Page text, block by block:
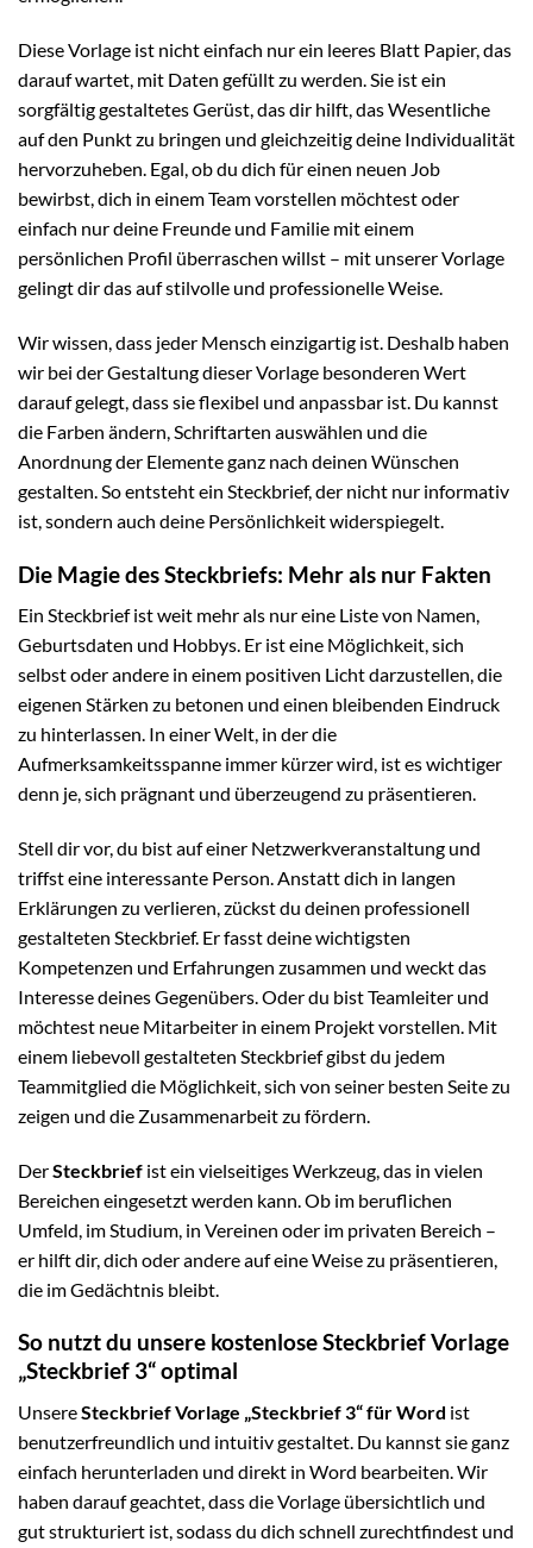
Diese Vorlage ist nicht einfach nur ein leeres Blatt Papier, das
darauf wartet, mit Daten gefüllt zu werden. Sie ist ein
sorgfältig gestaltetes Gerüst, das dir hilft, das Wesentliche
auf den Punkt zu bringen und gleichzeitig deine Individualität
hervorzuheben. Egal, ob du dich für einen neuen Job
bewirbst, dich in einem Team vorstellen möchtest oder
einfach nur deine Freunde und Familie mit einem
persönlichen Profil überraschen willst – mit unserer Vorlage
gelingt dir das auf stilvolle und professionelle Weise.
Wir wissen, dass jeder Mensch einzigartig ist. Deshalb haben
wir bei der Gestaltung dieser Vorlage besonderen Wert
darauf gelegt, dass sie flexibel und anpassbar ist. Du kannst
die Farben ändern, Schriftarten auswählen und die
Anordnung der Elemente ganz nach deinen Wünschen
gestalten. So entsteht ein Steckbrief, der nicht nur informativ
ist, sondern auch deine Persönlichkeit widerspiegelt.
Die Magie des Steckbriefs: Mehr als nur Fakten
Ein Steckbrief ist weit mehr als nur eine Liste von Namen,
Geburtsdaten und Hobbys. Er ist eine Möglichkeit, sich
selbst oder andere in einem positiven Licht darzustellen, die
eigenen Stärken zu betonen und einen bleibenden Eindruck
zu hinterlassen. In einer Welt, in der die
Aufmerksamkeitsspanne immer kürzer wird, ist es wichtiger
denn je, sich prägnant und überzeugend zu präsentieren.
Stell dir vor, du bist auf einer Netzwerkveranstaltung und
triffst eine interessante Person. Anstatt dich in langen
Erklärungen zu verlieren, zückst du deinen professionell
gestalteten Steckbrief. Er fasst deine wichtigsten
Kompetenzen und Erfahrungen zusammen und weckt das
Interesse deines Gegenübers. Oder du bist Teamleiter und
möchtest neue Mitarbeiter in einem Projekt vorstellen. Mit
einem liebevoll gestalteten Steckbrief gibst du jedem
Teammitglied die Möglichkeit, sich von seiner besten Seite zu
zeigen und die Zusammenarbeit zu fördern.
DerSteckbrief ist ein vielseitiges Werkzeug, das in vielen
Bereichen eingesetzt werden kann. Ob im beruflichen
Umfeld, im Studium, in Vereinen oder im privaten Bereich –
er hilft dir, dich oder andere auf eine Weise zu präsentieren,
die im Gedächtnis bleibt.
So nutzt du unsere kostenlose Steckbrief Vorlage
„Steckbrief 3“ optimal
UnsereSteckbrief Vorlage „Steckbrief 3“ für Word ist
benutzerfreundlich und intuitiv gestaltet. Du kannst sie ganz
einfach herunterladen und direkt in Word bearbeiten. Wir
haben darauf geachtet, dass die Vorlage übersichtlich und
gut strukturiert ist, sodass du dich schnell zurechtfindest und